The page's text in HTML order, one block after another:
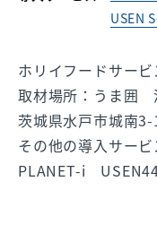
USEN
ホリイフードサー
取材場所：うま囲
茨城県水戸市城南
その他の導入サー
PLANET-i